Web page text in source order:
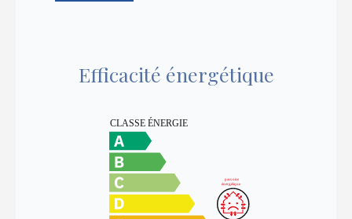
Efficacité énergétique